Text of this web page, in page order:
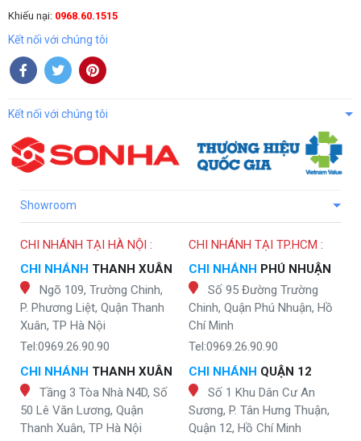
Khiếu nại: 0968.60.1515
Kết nối với chúng tôi
Kết nối với chúng tôi
Showroom
CHI NHÁNH TẠI HÀ NỘI :
CHI NHÁNH THANH XUÂN
Ngõ 109, Trường Chinh,
P. Phương Liệt, Quận Thanh
Xuân, TP Hà Nội
Tel:0969.26.90.90
CHI NHÁNH THANH XUÂN
Tầng 3 Tòa Nhà N4D, Số
50 Lê Văn Lương, Quận
Thanh Xuân, TP Hà Nội
CHI NHÁNH TẠI TP.HCM :
CHI NHÁNH PHÚ NHUẬN
Số 95 Đường Trường
Chinh, Quận Phú Nhuận, Hồ
Chí Minh
Tel:0969.26.90.90
CHI NHÁNH QUẬN 12
Số 1 Khu Dân Cư An
Sương, P. Tân Hưng Thuận,
Quận 12, Hồ Chí Minh